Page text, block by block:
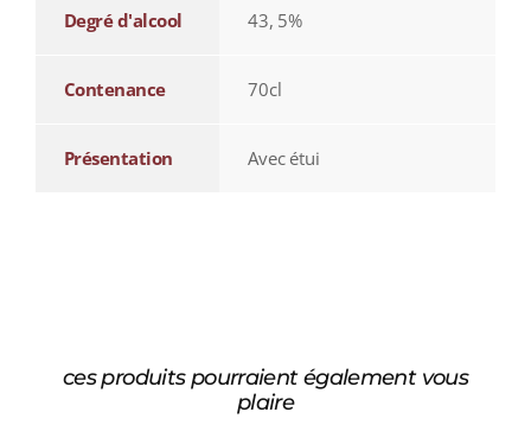
Degré d'alcool 43, 5%
Contenance 70cl
Présentation Avec étui
ces produits pourraient également vous
plaire